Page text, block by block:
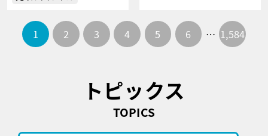
1 2 3 4 5 6 … 1,584
トピックス
TOPICS